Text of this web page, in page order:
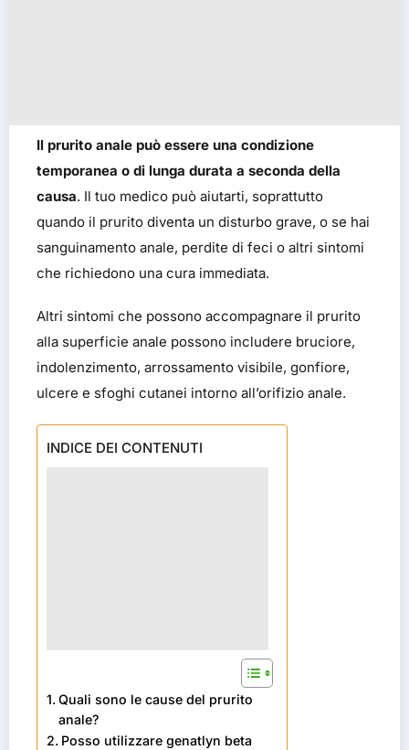
Il prurito anale può essere una condizione
temporanea o di lunga durata a seconda della
causa. Il tuo medico può aiutarti, soprattutto
quando il prurito diventa un disturbo grave, o se hai
sanguinamento anale, perdite di feci o altri sintomi
che richiedono una cura immediata.
Altri sintomi che possono accompagnare il prurito
alla superficie anale possono includere bruciore,
indolenzimento, arrossamento visibile, gonfiore,
ulcere e sfoghi cutanei intorno all’orifizio anale.
INDICE DEI CONTENUTI
Quali sono le cause del prurito
anale?
Posso utilizzare genatlyn beta